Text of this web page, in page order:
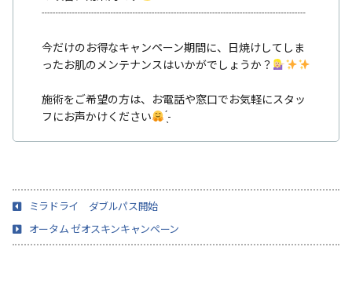
┈┈┈┈┈┈┈┈┈┈┈┈┈┈┈┈┈┈┈┈┈┈┈┈
今だけのお得なキャンペーン期間に、日焼けしてしま
ったお肌のメンテナンスはいかがでしょうか？
施術をご希望の方は、お電話や窓口でお気軽にスタッ
フにお声かけください
̖́-‬
ミラドライ ダブルパス開始
オータム ゼオスキンキャンペーン